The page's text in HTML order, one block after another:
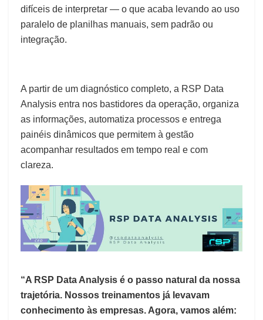
difíceis de interpretar — o que acaba levando ao uso
paralelo de planilhas manuais, sem padrão ou
integração.
A partir de um diagnóstico completo, a RSP Data
Analysis entra nos bastidores da operação, organiza
as informações, automatiza processos e entrega
painéis dinâmicos que permitem à gestão
acompanhar resultados em tempo real e com
clareza.
“A RSP Data Analysis é o passo natural da nossa
trajetória. Nossos treinamentos já levavam
conhecimento às empresas. Agora, vamos além: